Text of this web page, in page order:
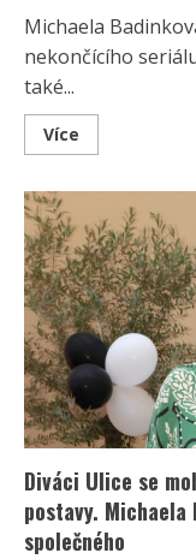
Michaela
nekončícího
také...
Více
more
žije
se
slavným
hercem
již
20
let
na
psí
knížku.
Ohledně
svatby
však
mají
pochyby
Diváci Ulice se
postavy. Michaela
společného